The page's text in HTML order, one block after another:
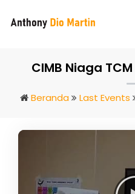
CIMB Niaga
Beranda Last Events